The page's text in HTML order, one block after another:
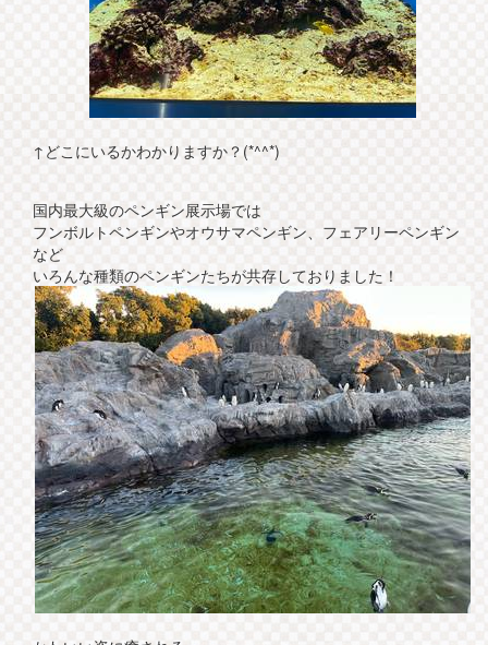
↑どこにいるかわかりますか？(*^^*)
国内最大級のペンギン展示場では
フンボルトペンギンやオウサマペンギン、フェアリーペンギン
など
いろんな種類のペンギンたちが共存しておりました！